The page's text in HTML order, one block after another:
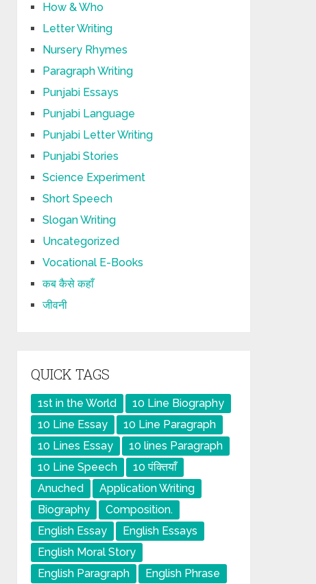
How & Who
Letter Writing
Nursery Rhymes
Paragraph Writing
Punjabi Essays
Punjabi Language
Punjabi Letter Writing
Punjabi Stories
Science Experiment
Short Speech
Slogan Writing
Uncategorized
Vocational E-Books
कब कैसे कहाँ
जीवनी
QUICK TAGS
1st in the World
10 Line Biography
10 Line Essay
10 Line Paragraph
10 Lines Essay
10 lines Paragraph
10 Line Speech
10 पंक्तियाँ
Anuched
Application Writing
Biography
Composition.
English Essay
English Essays
English Moral Story
English Paragraph
English Phrase